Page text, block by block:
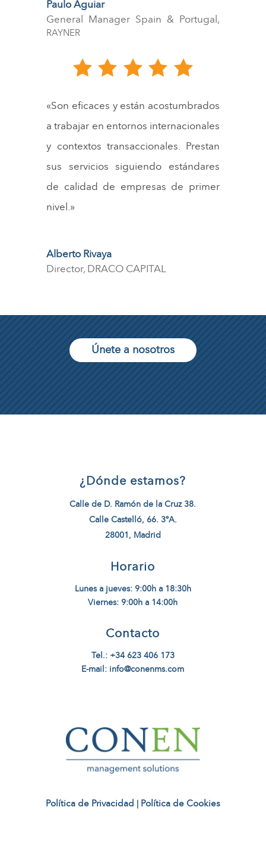
Paulo Aguiar
General Manager Spain & Portugal ,
RAYNER
«Son eficaces y están acostumbrados
a trabajar en entornos internacionales
y contextos transaccionales. Prestan
sus servicios siguiendo estándares
de calidad de empresas de primer
nivel .»
Alberto Rivaya
Director, DRACO CAPITAL
Únete a nosotros
¿Dónde estamos?
Calle de D. Ramón de la Cruz 38.
Calle Castelló, 66. 3ºA.
28001, Madrid
Horario
Lunes a jueves: 9:00h a 18:30h
Viernes: 9:00h a 14:00h
Contacto
Tel.: +34 623 406 173
E-mail: info@conenms.com
Política de Privacidad Política de Cookies